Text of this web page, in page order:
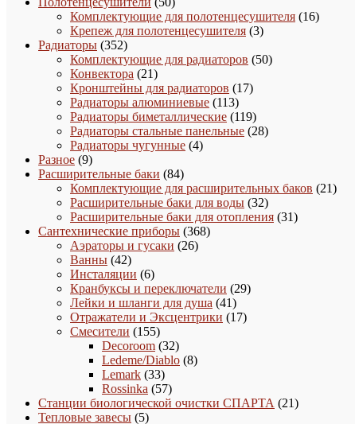
товаров
Комплектующие для полотенцесушителя 1616
Крепеж для полотенцесушителя 33
Радиаторы 352352
товара
Комплектующие для радиаторов 5050
Конвектора 2121
товар
Кронштейны для радиаторов 1717
Радиаторы алюминиевые 113113
товаров
Радиаторы биметаллические 119119
товаров
Радиаторы стальные панельные 2828
Радиаторы чугунные 44
Разное 99
товаров
Расширительные баки 8484
товара
Комплектующие для расширительных баков 2121
Расширительные баки для воды 3232
товара
Расширительные баки для отопления 3131
Сантехнические приборы 368368
Аэраторы и гусаки 2626
Ванны 4242
товара
Инсталяции 66
товаров
Кранбуксы и переключатели 2929
Лейки и шланги для душа 4141
товар
Отражатели и Эксцентрики 1717
Смесители 155155
товаров
Decoroom 3232
товара
Ledeme/Diablo 88
Lemark 3333
товара
Rossinka 5757
товаров
Станции биологической очистки СПАРТА 2121
Тепловые завесы 55